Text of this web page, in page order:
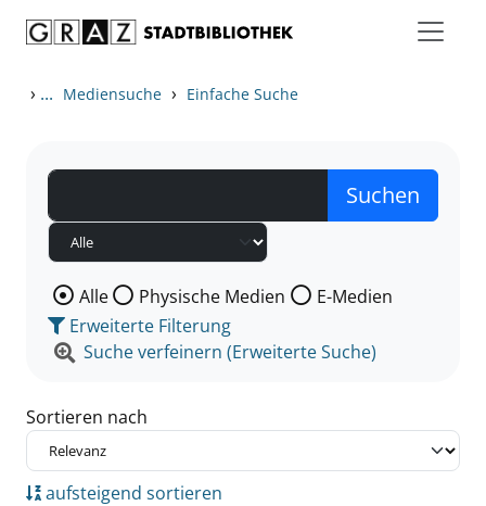
› ... Mediensuche › Einfache Suche
Wählen Sie die Medienart nach der Sie suchen wollen.
Alle Physische Medien
E-Medien
Erweiterte Filterung
Suche verfeinern (Erweiterte Suche)
Sortieren nach
aufsteigend sortieren